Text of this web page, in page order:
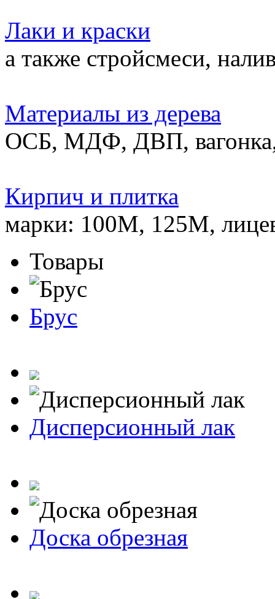
Лаки и краски
а также стройсмеси,
Материалы из дерева
ОСБ, МДФ, ДВП,
Кирпич и плитка
марки: 100М, 125М,
Товары
Брус
Дисперсионный лак
Доска обрезная